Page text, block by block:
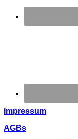
Impressum
AGBs